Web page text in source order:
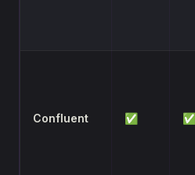
Confluent ✅ ✅